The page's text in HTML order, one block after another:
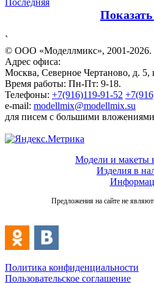
Последняя
Показать
`
© ООО «Моделлмикс», 2001-2026.
Адрес офиса:
Москва, Северное Чертаново, д. 5,
Время работы: Пн-Пт: 9-18.
Телефоны: +7(916)119-91-52
e-mail: modellmix@modellmix.su
для писем с большими
Модели и макеты
Изделия в
Предложения на сайте не
Политика конфиденциальности
Пользовательское соглашение